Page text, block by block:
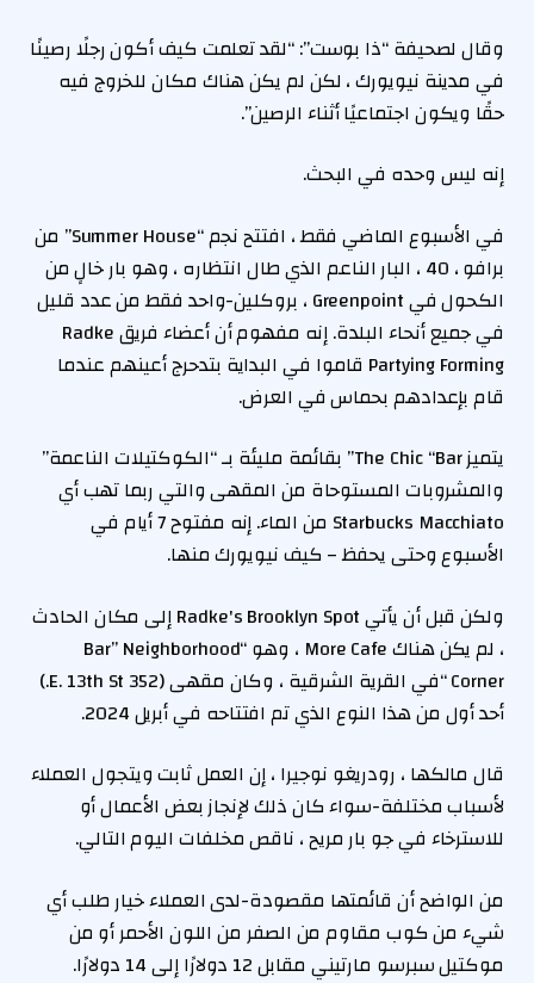
وقال لصحيفة “ذا بوست”: “لقد تعلمت كيف أكون رجلًا رصينًا
في مدينة نيويورك ، لكن لم يكن هناك مكان للخروج فيه
حقًا ويكون اجتماعيًا أثناء الرصين”.
إنه ليس وحده في البحث.
في الأسبوع الماضي فقط ، افتتح نجم “Summer House” من
برافو ، 40 ، البار الناعم الذي طال انتظاره ، وهو بار خالٍ من
الكحول في Greenpoint ، بروكلين-واحد فقط من عدد قليل
في جميع أنحاء البلدة. إنه مفهوم أن أعضاء فريق Radke
Partying Forming قاموا في البداية بتدحرج أعينهم عندما
قام بإعدادهم بحماس في العرض.
يتميز The Chic “Bar” بقائمة مليئة بـ “الكوكتيلات الناعمة”
والمشروبات المستوحاة من المقهى والتي ربما تهب أي
Starbucks Macchiato من الماء. إنه مفتوح 7 أيام في
الأسبوع وحتى يحفظ – كيف نيويورك منها.
ولكن قبل أن يأتي Radke's Brooklyn Spot إلى مكان الحادث
، لم يكن هناك More Cafe ، وهو “Bar” Neighborhood
Corner “في القرية الشرقية ، وكان مقهى (352 E. 13th St.)
أحد أول من هذا النوع الذي تم افتتاحه في أبريل 2024.
قال مالكها ، رودريغو نوجيرا ، إن العمل ثابت ويتجول العملاء
لأسباب مختلفة-سواء كان ذلك لإنجاز بعض الأعمال أو
للاسترخاء في جو بار مريح ، ناقص مخلفات اليوم التالي.
من الواضح أن قائمتها مقصودة-لدى العملاء خيار طلب أي
شيء من كوب مقاوم من الصفر من اللون الأحمر أو من
موكتيل سبرسو مارتيني مقابل 12 دولارًا إلى 14 دولارًا.